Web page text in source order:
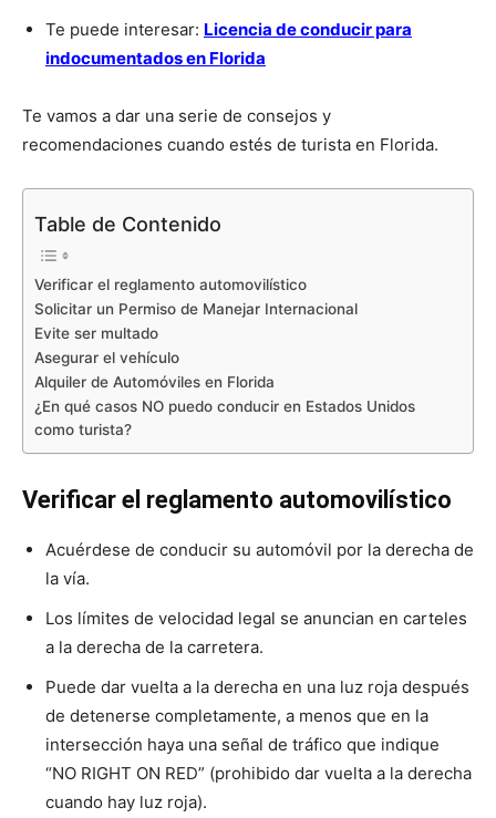
Te puede interesar: Licencia de conducir para
indocumentados en Florida
Te vamos a dar una serie de consejos y
recomendaciones cuando estés de turista en Florida.
Table de Contenido
Verificar el reglamento automovilístico
Solicitar un Permiso de Manejar Internacional
Evite ser multado
Asegurar el vehículo
Alquiler de Automóviles en Florida
¿En qué casos NO puedo conducir en Estados Unidos
como turista?
Verificar el reglamento automovilístico
Acuérdese de conducir su automóvil por la derecha de
la vía.
Los límites de velocidad legal se anuncian en carteles
a la derecha de la carretera.
Puede dar vuelta a la derecha en una luz roja después
de detenerse completamente, a menos que en la
intersección haya una señal de tráfico que indique
“NO RIGHT ON RED” (prohibido dar vuelta a la derecha
cuando hay luz roja).